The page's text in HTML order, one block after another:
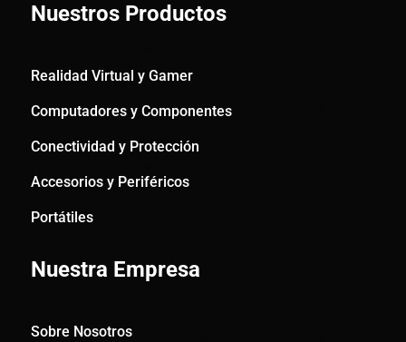
Nuestros Productos
Realidad Virtual y Gamer
Computadores y Componentes
Conectividad y Protección
Accesorios y Periféricos
Portátiles
Nuestra Empresa
Sobre Nosotros